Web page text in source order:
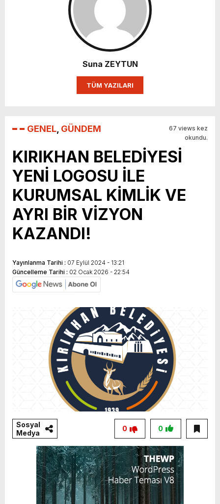
Suna ZEYTUN
TÜM YAZILARI
GENEL GÜNDEM
67 views kez
okundu.
KIRIKHAN BELEDİYESİ
YENİ LOGOSU İLE
KURUMSAL KİMLİK VE
AYRI BİR VİZYON
KAZANDI!
Yayınlanma Tarihi : 07 Eylül 2024 - 13:21
Güncelleme Tarihi : 02 Ocak 2026 - 22:54
Sosyal
Medya
0
0